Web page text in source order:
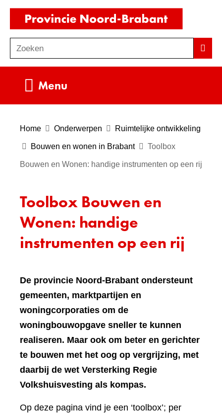
Ga
de
inhoud
o
e
Zoeken
Menu
Home Onderwerpen Ruimtelijke ontwikkeling
Bouwen en wonen in Brabant Toolbox
Bouwen en Wonen: handige instrumenten op een rij
Toolbox Bouwen en
Wonen: handige
instrumenten op een rij
De provincie Noord-Brabant ondersteunt
gemeenten, marktpartijen en
woningcorporaties om de
woningbouwopgave sneller te kunnen
realiseren. Maar ook om beter en gerichter
te bouwen met het oog op vergrijzing, met
daarbij de wet Versterking Regie
Volkshuisvesting als kompas.
Op deze pagina vind je een ‘toolbox’; per